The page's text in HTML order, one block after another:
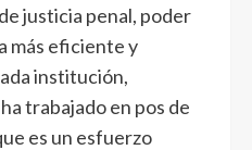
justicia penal, poder
más eficiente y
institución,
trabajado en pos de
es un esfuerzo